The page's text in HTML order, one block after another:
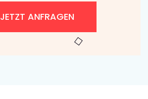
JETZT ANFRAGEN